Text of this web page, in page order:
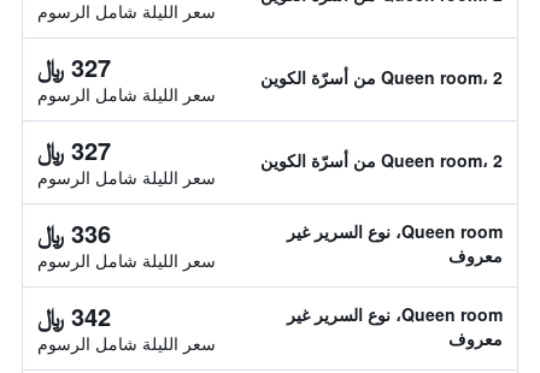
سعر الليلة شامل الرسوم
Queen room، 2 من أسرّة الكوين 327 ﷼
سعر الليلة شامل الرسوم
Queen room، 2 من أسرّة الكوين 327 ﷼
سعر الليلة شامل الرسوم
Queen room، نوع السرير غير
معروف
336 ﷼
سعر الليلة شامل الرسوم
Queen room، نوع السرير غير
معروف
342 ﷼
سعر الليلة شامل الرسوم